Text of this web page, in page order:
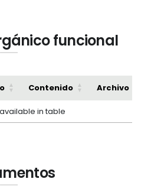
funcional
Contenido Archivo
in table